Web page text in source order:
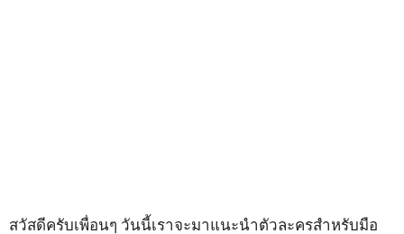
สวัสดีครับเพื่อนๆ วันนี้เราจะมาแนะนำตัวละครสำหรับมือ